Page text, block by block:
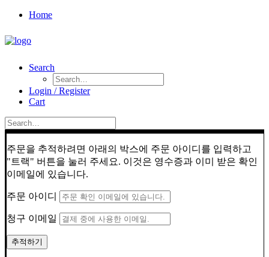
Home
Search
Login / Register
Cart
주문을 추적하려면 아래의 박스에 주문 아이디를 입력하고
"트랙" 버튼을 눌러 주세요. 이것은 영수증과 이미 받은 확인
이메일에 있습니다.
주문 아이디
청구 이메일
추적하기